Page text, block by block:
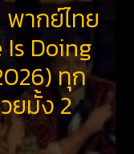
ากย์ไทย
Is Doing
ทุก
ยมั้ง 2